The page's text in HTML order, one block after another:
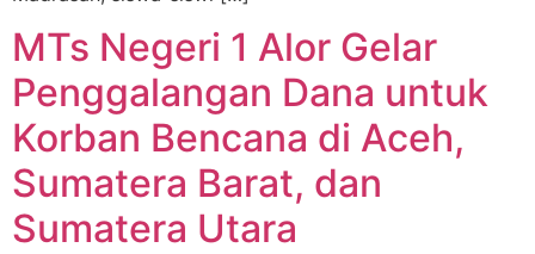
MTs Negeri 1 Alor Gelar
Penggalangan Dana untuk
Korban Bencana di Aceh,
Sumatera Barat, dan
Sumatera Utara